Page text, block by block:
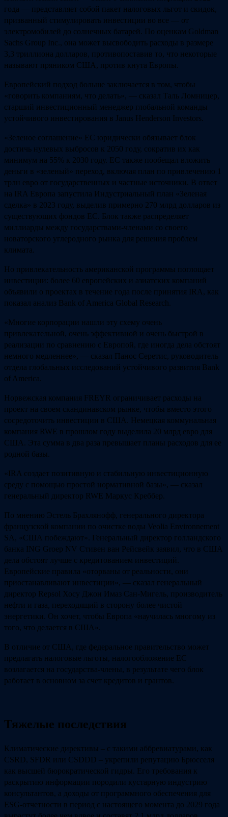
года — представляет собой пакет налоговых льгот и скидок,
призванный стимулировать инвестиции во все — от
электромобилей до солнечных батарей. По оценкам Goldman
Sachs Group Inc., она может высвободить расходы в размере
3,3 триллиона долларов, противопоставив то, что некоторые
называют пряником США, против кнута Европы.
Европейский подход больше заключается в том, чтобы
«говорить компаниям, что делать», — сказал Таль Ломницер,
старший инвестиционный менеджер глобальной команды
устойчивого инвестирования в Janus Henderson Investors.
«Зеленое соглашение» ЕС юридически обязывает блок
достичь нулевых выбросов к 2050 году, сократив их как
минимум на 55% к 2030 году. ЕС также пообещал вложить
деньги в «зеленый» переход, включая план по привлечению 1
трлн евро от государственных и частные источники. В ответ
на IRA Европа запустила Индустриальный план «Зеленая
сделка» в 2023 году, выделив примерно 270 млрд долларов из
существующих фондов ЕС. Блок также распределяет
миллиарды между государствами-членами со своего
новаторского углеродного рынка для решения проблем
климата.
Но привлекательность американской программы поглощает
инвестиции: более 60 европейских и азиатских компаний
объявили о проектах в течение года после принятия IRA, как
показал анализ Bank of America Global Research.
«Многие корпорации нашли эту схему очень
привлекательной, очень эффективной и очень быстрой в
реализации по сравнению с Европой, где иногда дела обстоят
немного медленнее», — сказал Панос Серетис, руководитель
отдела глобальных исследований устойчивого развития Bank
of America.
Норвежская компания FREYR ограничивает расходы на
проект на своем скандинавском рынке, чтобы вместо этого
сосредоточить инвестиции в США. Немецкая коммунальная
компания RWE в прошлом году выделила 20 млрд евро для
США. Эта сумма в два раза превышает планы расходов для ее
родной базы.
«IRA создает позитивную и стабильную инвестиционную
среду с помощью простой нормативной базы», ​​— сказал
генеральный директор RWE Маркус Креббер.
По мнению Эстель Брахлянофф, генерального директора
французской компании по очистке воды Veolia Environnement
SA, «США побеждают». Генеральный директор голландского
банка ING Groep NV Стивен ван Рейсвейк заявил, что в США
дела обстоят лучше с кредитованием инвестиций.
Европейские правила «оторваны от реальности, они
приостанавливают инвестиции», — сказал генеральный
директор Repsol Хосу Джон Имаз Сан-Мигель, производитель
нефти и газа, переходящий в сторону более чистой
энергетики. Он хочет, чтобы Европа «научилась многому из
того, что делается в США».
В отличие от США, где федеральное правительство может
предлагать налоговые льготы, налогообложение ЕС
возлагается на государства-члены, в результате чего блок
работает в основном за счет кредитов и грантов.
Тяжелые последствия
Климатические директивы – с такими аббревиатурами, как
CSRD, SFDR или CSDDD – укрепили репутацию Брюсселя
как высшей бюрократической гидры. Его требования к
раскрытию информации породили кустарную индустрию
консультантов, а доходы от программного обеспечения для
ESG-отчетности в период с настоящего момента до 2029 года